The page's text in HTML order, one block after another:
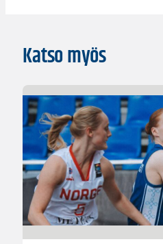
Katso myös